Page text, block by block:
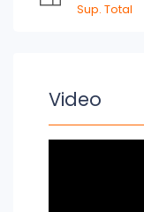
Sup. Total
Video